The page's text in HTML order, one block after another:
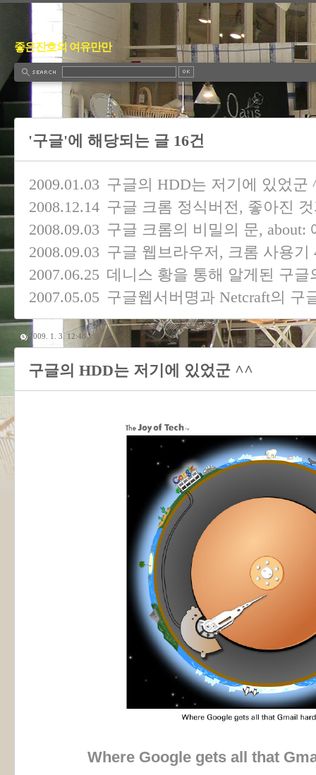
좋은진호의 여유만만
'구글'에 해당되는 글 16건
2009.01.03 구글의 HDD는 저기에 있었군
2008.12.14 구글 크롬 정식버전, 좋아진
2008.09.03 구글 크롬의 비밀의 문, about:
2008.09.03 구글 웹브라우저, 크롬 사용기
2007.06.25 데니스 황을 통해 알게된 구글
2007.05.05 구글웹서버명과 Netcraft의 구
2009. 1. 3. 12:48
구글의 HDD는 저기에 있었군 ^^
Where Google gets all that
«